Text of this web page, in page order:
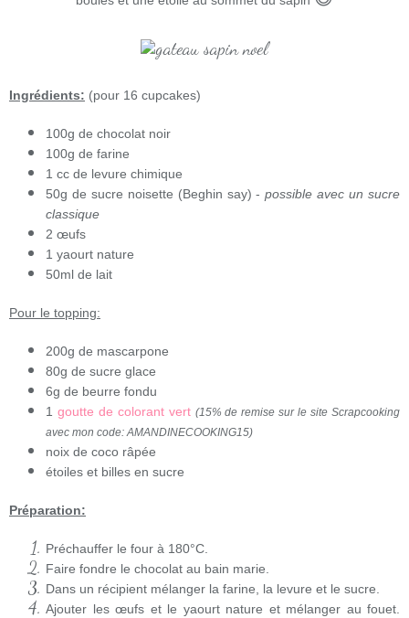
Ingrédients: (pour 16 cupcakes)
100g de chocolat noir
100g de farine
1 cc de levure chimique
50g de sucre noisette (Beghin say) -possible avec un sucre
classique
2 œufs
1 yaourt nature
50ml de lait
Pour le topping:
200g de mascarpone
80g de sucre glace
6g de beurre fondu
1 goutte de colorant vert (15% de remise sur le site Scrapcooking
avec mon code: AMANDINECOOKING15)
noix de coco râpée
étoiles et billes en sucre
Préparation:
Préchauffer le four à 180°C.
Faire fondre le chocolat au bain marie.
Dans un récipient mélanger la farine, la levure et le sucre.
Ajouter les œufs et le yaourt nature et mélanger au fouet.